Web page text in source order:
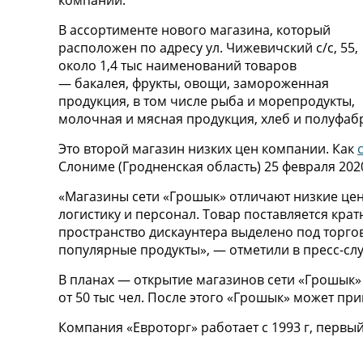
В ассортименте нового магазина, который
расположен по адресу ул. Чижевичский с/с, 55,
около 1,4 тыс наименований товаров
— бакалея, фрукты, овощи, замороженная
продукция, в том числе рыба и морепродукты,
молочная и мясная продукция, хлеб и
Это второй магазин низких цен компании. Как
Слониме (Гродненская область) 25 февраля
«Магазины сети «Грошык» отличают низкие
логистику и персонал. Товар поставляется
пространство дискаунтера выделено под
популярные продукты», — отметили в пресс-
В планах — открытие магазинов сети
от 50 тыс чел. После этого «Грошык» может
Компания «Евроторг» работает с 1993 г,